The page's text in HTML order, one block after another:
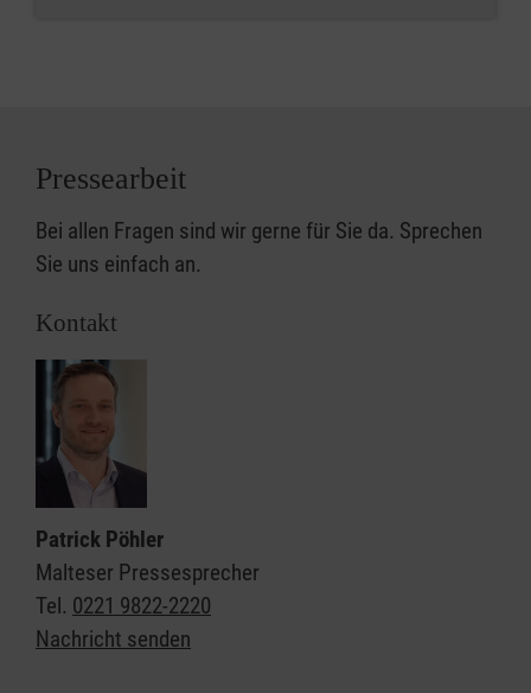
Pressearbeit
Bei allen Fragen sind wir gerne für Sie da. Sprechen
Sie uns einfach an.
Kontakt
Patrick Pöhler
Malteser Pressesprecher
Tel. 0221 9822-2220
Nachricht senden